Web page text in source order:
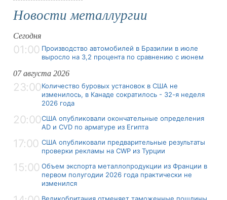
Новости металлургии
Сегодня
01:00 Производство автомобилей в Бразилии в июле
выросло на 3,2 процента по сравнению с июнем
07 августа 2026
23:00Количество буровых установок в США не
изменилось, в Канаде сократилось - 32-я неделя
2026 года
20:00США опубликовали окончательные определения
AD и CVD по арматуре из Египта
17:00 США опубликовали предварительные результаты
проверки рекламы на CWP из Турции
15:00 Объем экспорта металлопродукции из Франции в
первом полугодии 2026 года практически не
изменился
Великобритания отменяет таможенные пошлины